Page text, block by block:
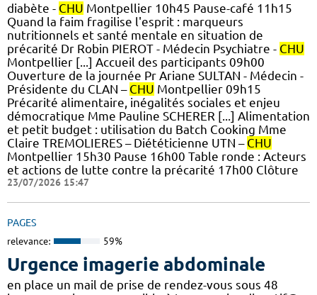
diabète - CHU Montpellier 10h45 Pause-café 11h15
Quand la faim fragilise l'esprit : marqueurs
nutritionnels et santé mentale en situation de
précarité Dr Robin PIEROT - Médecin Psychiatre - CHU
Montpellier [...] Accueil des participants 09h00
Ouverture de la journée Pr Ariane SULTAN - Médecin -
Présidente du CLAN – CHU Montpellier 09h15
Précarité alimentaire, inégalités sociales et enjeu
démocratique Mme Pauline SCHERER [...] Alimentation
et petit budget : utilisation du Batch Cooking Mme
Claire TREMOLIERES – Diététicienne UTN – CHU
Montpellier 15h30 Pause 16h00 Table ronde : Acteurs
et actions de lutte contre la précarité 17h00 Clôture
23/07/2026 15:47
PAGES
relevance: 59%
Urgence imagerie abdominale
en place un mail de prise de rendez-vous sous 48